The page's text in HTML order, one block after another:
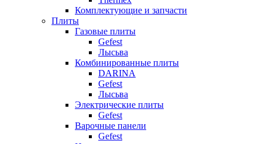
Комплектующие и запчасти
Плиты
Газовые плиты
Gefest
Лысьва
Комбинированные плиты
DARINA
Gefest
Лысьва
Электрические плиты
Gefest
Варочные панели
Gefest